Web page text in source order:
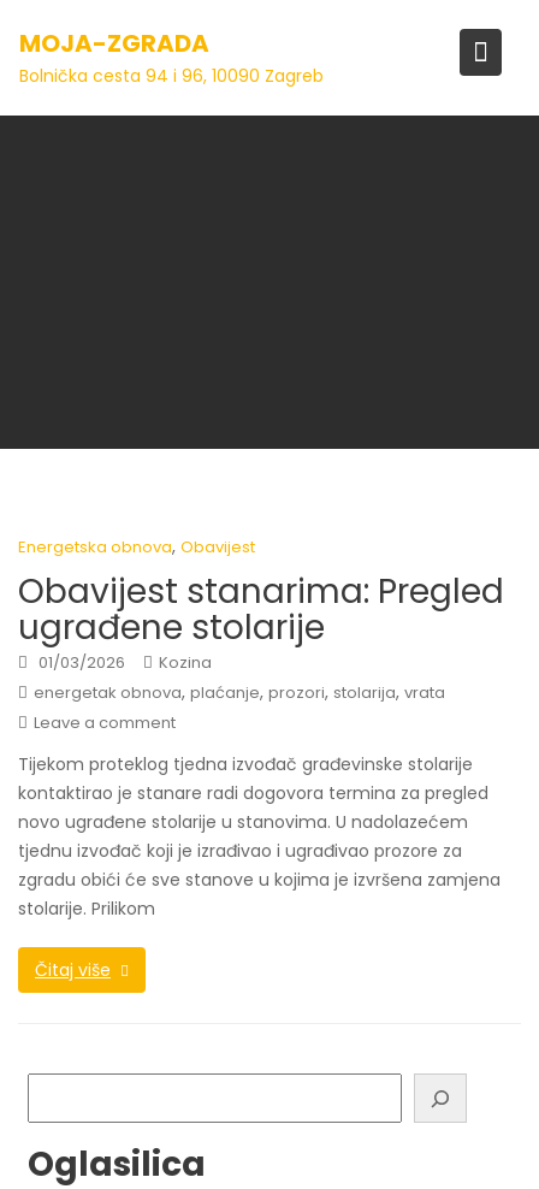
content
MOJA-ZGRADA
Bolnička cesta 94 i 96, 10090 Zagreb
Energetska obnova, Obavijest
Obavijest stanarima: Pregled
ugrađene stolarije
01/03/2026
Kozina
energetak obnova, plaćanje, prozori, stolarija, vrata
Leave a comment
Tijekom proteklog tjedna izvođač građevinske stolarije
kontaktirao je stanare radi dogovora termina za pregled
novo ugrađene stolarije u stanovima. U nadolazećem
tjednu izvođač koji je izrađivao i ugrađivao prozore za
zgradu obići će sve stanove u kojima je izvršena zamjena
stolarije. Prilikom
Čitaj više
Oglasilica